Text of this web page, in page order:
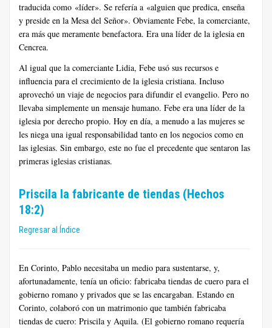
traducida como «líder». Se refería a «alguien que predica, enseña
y preside en la Mesa del Señor». Obviamente Febe, la comerciante,
era más que meramente benefactora. Era una líder de la iglesia en
Cencrea.
Al igual que la comerciante Lidia, Febe usó sus recursos e
influencia para el crecimiento de la iglesia cristiana. Incluso
aprovechó un viaje de negocios para difundir el evangelio. Pero no
llevaba simplemente un mensaje humano. Febe era una líder de la
iglesia por derecho propio. Hoy en día, a menudo a las mujeres se
les niega una igual responsabilidad tanto en los negocios como en
las iglesias. Sin embargo, este no fue el precedente que sentaron las
primeras iglesias cristianas.
Priscila la fabricante de tiendas (Hechos
18:2)
Regresar al Índice
En Corinto, Pablo necesitaba un medio para sustentarse, y,
afortunadamente, tenía un oficio: fabricaba tiendas de cuero para el
gobierno romano y privados que se las encargaban. Estando en
Corinto, colaboró con un matrimonio que también fabricaba
tiendas de cuero: Priscila y Aquila. (El gobierno romano requería